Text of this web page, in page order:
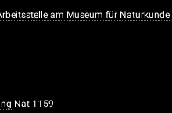
am Museum für Naturkunde
Nat 1159